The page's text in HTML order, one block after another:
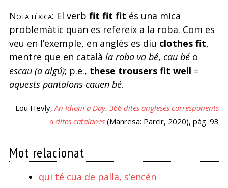
Nota lèxica: El verb fit fit fit és una mica
problemàtic quan es refereix a la roba. Com es
veu en l’exemple, en anglès es diu clothes fit,
mentre que en català la roba va bé, cau béo
escau (a algú); p.e., these trousers fit well =
aquests pantalons cauen bé.
Lou Hevly,An Idiom a Day. 366 dites angleses corresponents
a dites catalanes (Manresa: Parcir, 2020), pàg. 93
Mot relacionat
qui té cua de palla, s’encén